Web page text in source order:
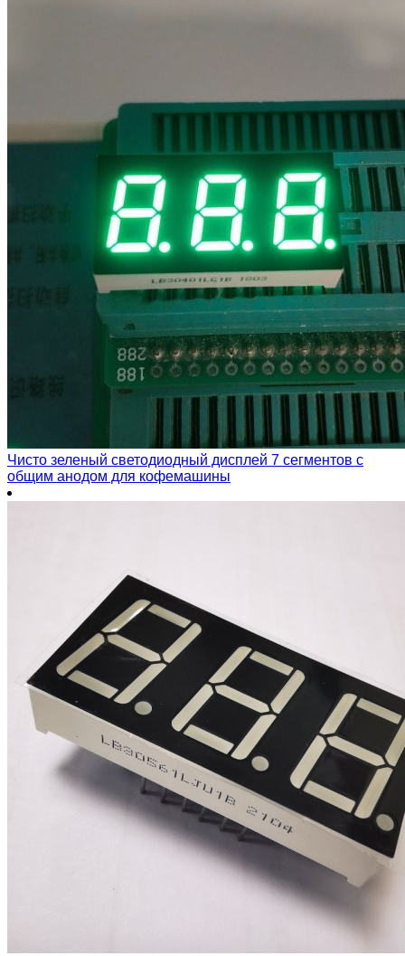
Чисто зеленый светодиодный дисплей 7 сегментов с
общим анодом для кофемашины